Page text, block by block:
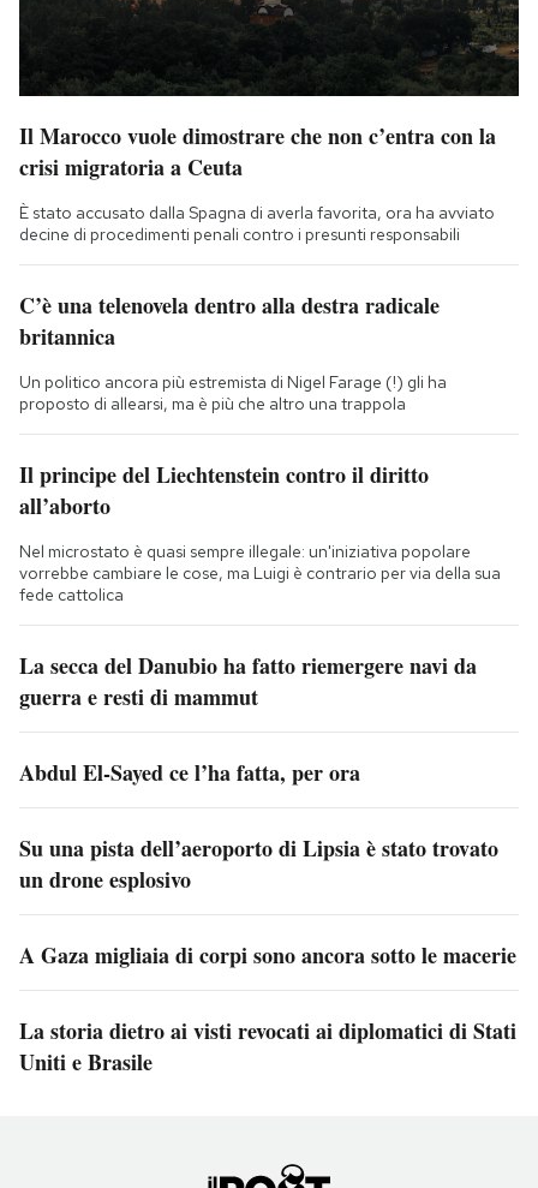
Il Marocco vuole dimostrare che non c’entra con la
crisi migratoria a Ceuta
È stato accusato dalla Spagna di averla favorita, ora ha avviato
decine di procedimenti penali contro i presunti responsabili
C’è una telenovela dentro alla destra radicale
britannica
Un politico ancora più estremista di Nigel Farage (!) gli ha
proposto di allearsi, ma è più che altro una trappola
Il principe del Liechtenstein contro il diritto
all’aborto
Nel microstato è quasi sempre illegale: un'iniziativa popolare
vorrebbe cambiare le cose, ma Luigi è contrario per via della sua
fede cattolica
La secca del Danubio ha fatto riemergere navi da
guerra e resti di mammut
Abdul El-Sayed ce l’ha fatta, per ora
Su una pista dell’aeroporto di Lipsia è stato trovato
un drone esplosivo
A Gaza migliaia di corpi sono ancora sotto le macerie
La storia dietro ai visti revocati ai diplomatici di Stati
Uniti e Brasile